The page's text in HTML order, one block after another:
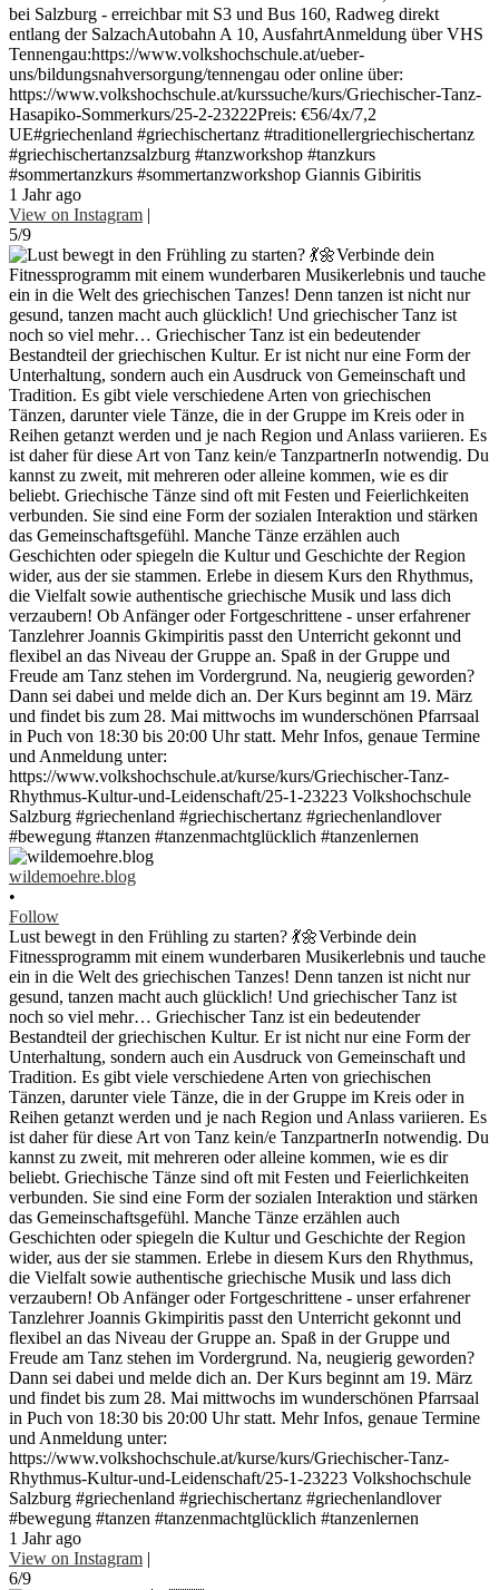
bei Salzburg - erreichbar mit S3 und Bus 160, Radweg direkt
entlang der SalzachAutobahn A 10, AusfahrtAnmeldung über VHS
Tennengau:https://www.volkshochschule.at/ueber-
uns/bildungsnahversorgung/tennengau oder online über:
https://www.volkshochschule.at/kurssuche/kurs/Griechischer-Tanz-
Hasapiko-Sommerkurs/25-2-23222Preis: €56/4x/7,2
UE#griechenland #griechischertanz #traditionellergriechischertanz
#griechischertanzsalzburg #tanzworkshop #tanzkurs
#sommertanzkurs #sommertanzworkshop Giannis Gibiritis
1 Jahr ago
View on Instagram |
5/9
wildemoehre.blog
•
Follow
Lust bewegt in den Frühling zu starten? 💃🌼Verbinde dein
Fitnessprogramm mit einem wunderbaren Musikerlebnis und tauche
ein in die Welt des griechischen Tanzes! Denn tanzen ist nicht nur
gesund, tanzen macht auch glücklich! Und griechischer Tanz ist
noch so viel mehr… Griechischer Tanz ist ein bedeutender
Bestandteil der griechischen Kultur. Er ist nicht nur eine Form der
Unterhaltung, sondern auch ein Ausdruck von Gemeinschaft und
Tradition. Es gibt viele verschiedene Arten von griechischen
Tänzen, darunter viele Tänze, die in der Gruppe im Kreis oder in
Reihen getanzt werden und je nach Region und Anlass variieren. Es
ist daher für diese Art von Tanz kein/e TanzpartnerIn notwendig. Du
kannst zu zweit, mit mehreren oder alleine kommen, wie es dir
beliebt. Griechische Tänze sind oft mit Festen und Feierlichkeiten
verbunden. Sie sind eine Form der sozialen Interaktion und stärken
das Gemeinschaftsgefühl. Manche Tänze erzählen auch
Geschichten oder spiegeln die Kultur und Geschichte der Region
wider, aus der sie stammen. Erlebe in diesem Kurs den Rhythmus,
die Vielfalt sowie authentische griechische Musik und lass dich
verzaubern! Ob Anfänger oder Fortgeschrittene - unser erfahrener
Tanzlehrer Joannis Gkimpiritis passt den Unterricht gekonnt und
flexibel an das Niveau der Gruppe an. Spaß in der Gruppe und
Freude am Tanz stehen im Vordergrund. Na, neugierig geworden?
Dann sei dabei und melde dich an. Der Kurs beginnt am 19. März
und findet bis zum 28. Mai mittwochs im wunderschönen Pfarrsaal
in Puch von 18:30 bis 20:00 Uhr statt. Mehr Infos, genaue Termine
und Anmeldung unter:
https://www.volkshochschule.at/kurse/kurs/Griechischer-Tanz-
Rhythmus-Kultur-und-Leidenschaft/25-1-23223 Volkshochschule
Salzburg #griechenland #griechischertanz #griechenlandlover
#bewegung #tanzen #tanzenmachtglücklich #tanzenlernen
1 Jahr ago
View on Instagram |
6/9